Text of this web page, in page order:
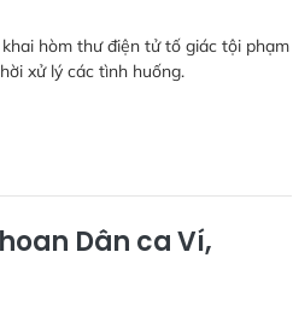
hòm thư điện tử tố giác tội phạm
xử lý các tình huống.
Dân ca Ví,